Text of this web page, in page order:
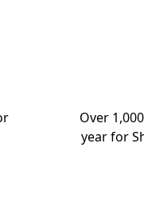
Over
year for